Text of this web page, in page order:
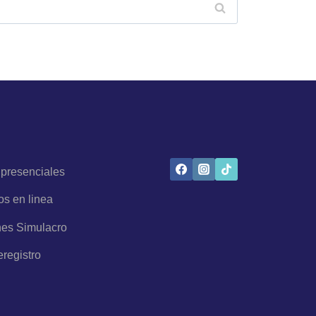
en linea
Simulacro